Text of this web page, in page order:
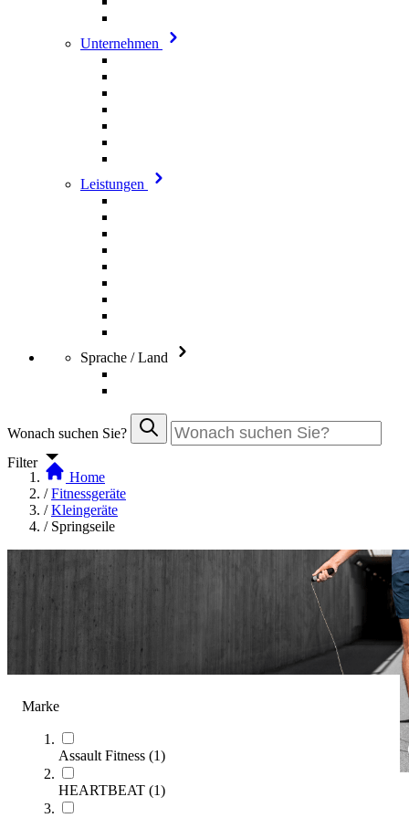
Unternehmen
Leistungen
Sprache / Land
Wonach suchen Sie?
Filter
Marke
Assault Fitness (1)
HEARTBEAT (1)
Home
/ Fitnessgeräte
/ Kleingeräte
/ Springseile
Springseile